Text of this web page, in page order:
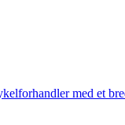
med et